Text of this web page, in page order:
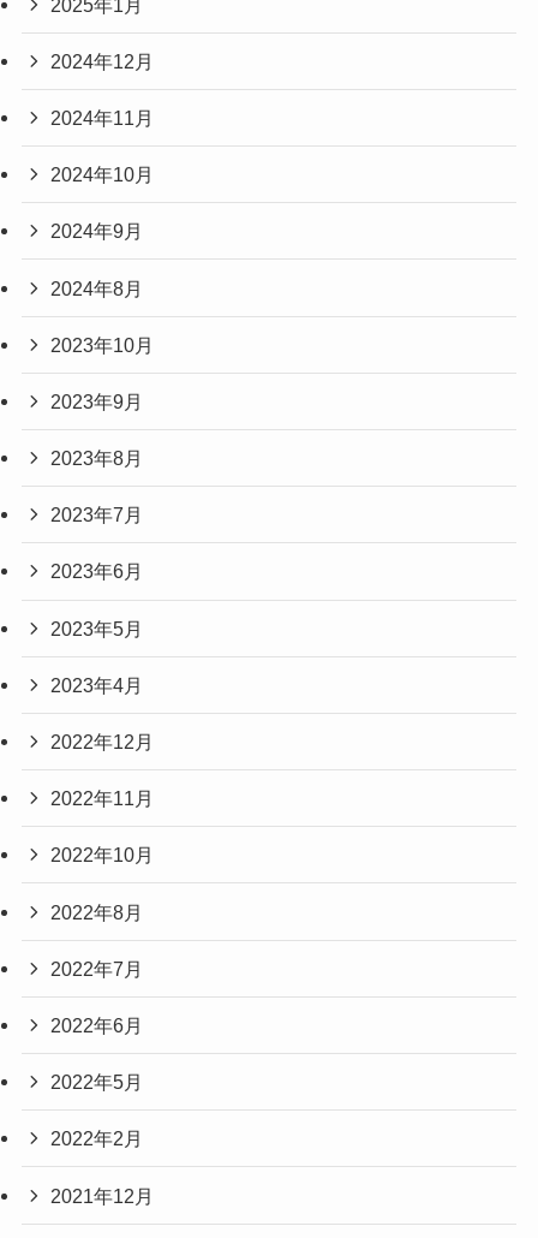
2024年12月
2024年11月
2024年10月
2024年9月
2024年8月
2023年10月
2023年9月
2023年8月
2023年7月
2023年6月
2023年5月
2023年4月
2022年12月
2022年11月
2022年10月
2022年8月
2022年7月
2022年6月
2022年5月
2022年2月
2021年12月